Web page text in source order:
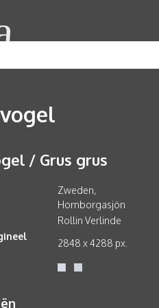
/ Grus grus
Zweden,
Hornborgasjön
Rollin Verlinde
2848 x 4288 px.